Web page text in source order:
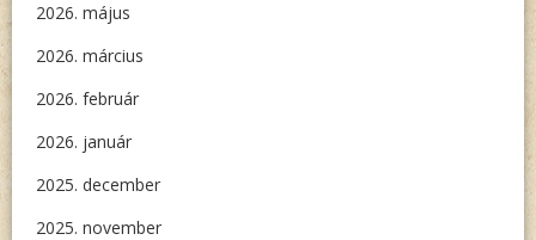
2026. május
2026. március
2026. február
2026. január
2025. december
2025. november